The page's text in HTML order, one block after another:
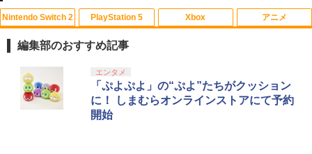
1
鬼エイム 指サック ゲーム スマホ ゲーミ
ング FPS 音ゲー 荒野行動 PUBG Apex
CoD 高感度 銀繊維 手汗対策 鬼サック 6
￥1,280
1
【中古】【Blu−ray】THE IDOLM＠ST
ER CINDERELLA GIRLS 1stLIVE
WONDERFUL M＠GIC！！Blu−ray
大橋彩香【出演】
￥1,010
Nintendo Switch 2
1
スプラトゥーン レイダース|オンライン
コード版
PlayStation 5
1
PlayStation 5 デジタル・エディション
日本語専用 Console Language: Japan
ese only (CFI-2200B01)
Xbox
1
【純正品】Xbox ワイヤレス コントロー
ラー + USB-C® ケーブル
アニメ
1
劇場版「鬼滅の刃」無限城編 第一章 猗
窩座再来 通常版 [Blu-ray]
編集部のおすすめ記事
エンタメ
「ぷよぷよ」の“ぷよ”たちがクッション
に！ しまむらオンラインストアにて予約
開始